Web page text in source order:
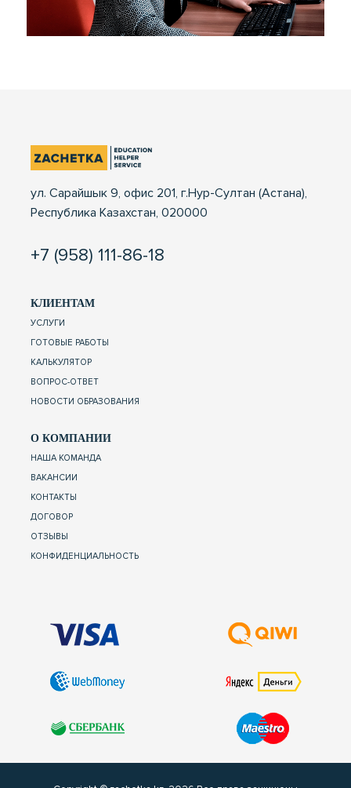
ул. Сарайшык 9, офис 201, г.Нур-Султан (Астана),
Республика Казахстан, 020000
+7 (958) 111-86-18
КЛИЕНТАМ
УСЛУГИ
ГОТОВЫЕ РАБОТЫ
КАЛЬКУЛЯТОР
ВОПРОС-ОТВЕТ
НОВОСТИ ОБРАЗОВАНИЯ
О КОМПАНИИ
НАША КОМАНДА
ВАКАНСИИ
КОНТАКТЫ
ДОГОВОР
ОТЗЫВЫ
КОНФИДЕНЦИАЛЬНОСТЬ